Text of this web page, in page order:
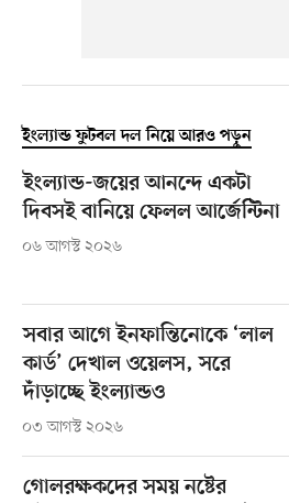
ইংল্যান্ড ফুটবল দল নিয়ে আরও পড়ুন
ইংল্যান্ড-জয়ের আনন্দে একটা
দিবসই বানিয়ে ফেলল আর্জেন্টিনা
০৬ আগস্ট ২০২৬
সবার আগে ইনফান্তিনোকে ‘লাল
কার্ড’ দেখাল ওয়েলস, সরে
দাঁড়াচ্ছে ইংল্যান্ডও
০৩ আগস্ট ২০২৬
গোলরক্ষকদের সময় নষ্টের